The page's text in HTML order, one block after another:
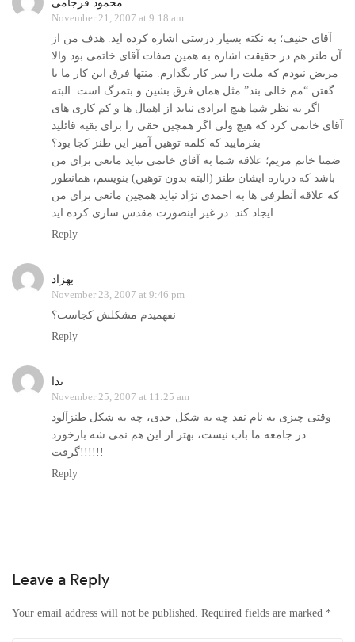
محمود فرجامی
November 21, 2007 at 9:18 am
آقای حنیف؛ به نکته بسیار درستی اشاره کرده اید. هدف من از
آن طنز هم در حقیقت اشاره به همین صفات آقای خاتمی بود والا
مریض نبودم که ملت را سر کار بگذارم. منتها فرق این کار ما با
گفتن “مم خالی بند” مثل همان فرق بشین و بتمرگ است. البته
اگر به نظر شما هیچ ایرادی نباید از اهمال ها و کم کاری های
آقای خاتمی کرد که هیچ ولی اگر همچین حقی را برای بقیه قائلید
بفرمایید که کلمه توهین آمیز این طنز کجا بود؟
ضمنا خانم مریم؛ علاقه شما به آقای خاتمی نباید مانعی برای من
باشد که درباره ایشان طنز (البته بدون توهین) بنویسم، همانطور
که علاقه آنطرفی ها به احمدی نژاد نباید همچین مانعی برای من
ایجاد کند. در غیر اینصورت مقدس سازی کرده اید.
Reply
بهزاد
November 23, 2007 at 9:46 pm
نفهمیدم مشکلش کجاست؟
Reply
ندا
November 25, 2007 at 11:25 am
وقتی چیزی به نام نقد چه به شکل جدی، چه به شکل طنزآلود
در جامعه ما باب نیست، بهتر از این هم نمی شه بازخورد
گرفت!!!!!!
Reply
Leave a Reply
Your email address will not be published. Required fields are marked *